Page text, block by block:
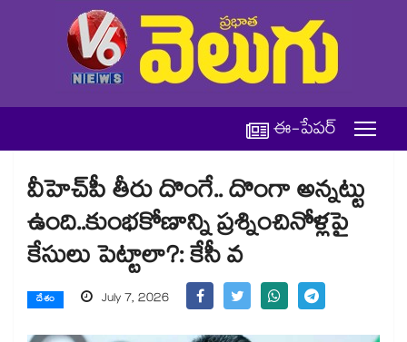
ఈ-పేపర్
వీహెచ్⁭పీ తీరు దొంగే.. దొంగా అన్నట్టు
ఉంది..కుంభకోణాన్ని ప్రశ్నించినోళ్లపై
కేసులు పెట్టాలా?: కేసీ వ
దేశం July 7, 2026